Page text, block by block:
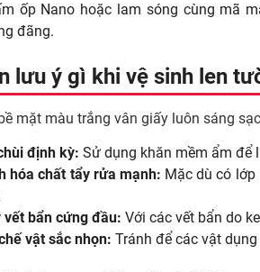
ốp Nano hoặc lam sóng cùng mã
đãng.
lưu ý gì khi vệ sinh len
mặt màu trắng vân giấy luôn sáng
định kỳ: Sử dụng khăn mềm ẩm để
hóa chất tẩy rửa mạnh: Mặc dù có
vết bẩn cứng đầu: Với các vết bẩn do
vật sắc nhọn: Tránh để các vật